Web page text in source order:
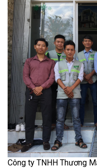
Công ty TNHH Thương